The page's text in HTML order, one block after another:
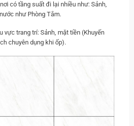
có tầng suất đi lại nhiều như: Sảnh,
như Phòng Tắm.
vực trang trí: Sảnh, mặt tiền (Khuyến
chuyên dụng khi ốp).